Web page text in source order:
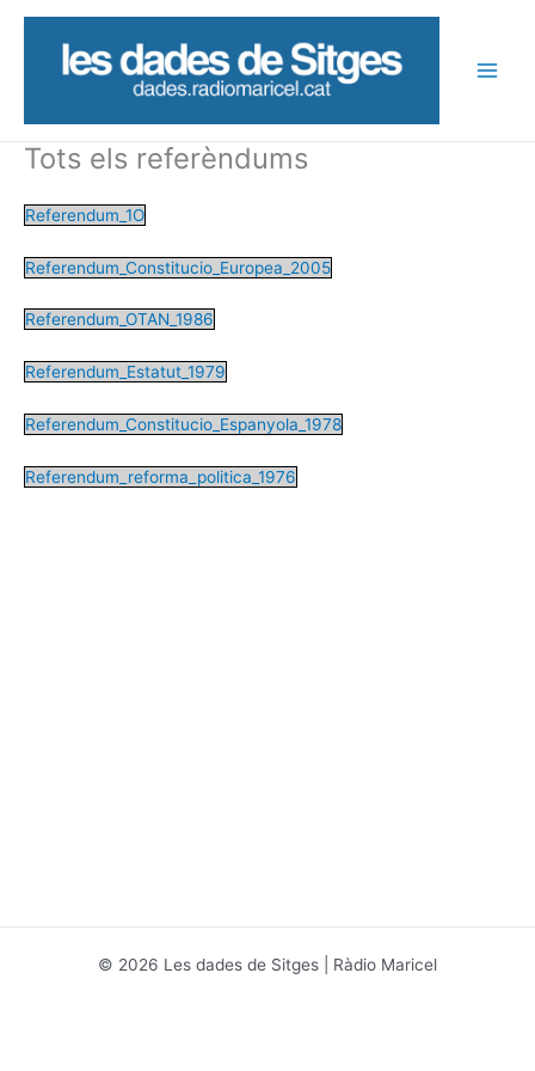
contingut
Tots els referèndums
Referendum_1O
Referendum_Constitucio_Europea_2005
Referendum_OTAN_1986
Referendum_Estatut_1979
Referendum_Constitucio_Espanyola_1978
Referendum_reforma_politica_1976
© 2026 Les dades de Sitges | Ràdio Maricel